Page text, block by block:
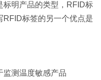
标明产品的类型，RFID标
标签的另一个优点是
监测温度敏感产品